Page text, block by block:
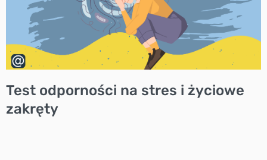
Test odporności na stres i życiowe
zakręty